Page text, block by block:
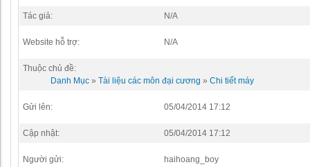
Tác giả: N/A
Website hỗ trợ: N/A
Thuộc chủ đề:
Danh Mục » Tài liệu các môn đại cương » Chi tiết máy
Gửi lên: 05/04/2014 17:12
Cập nhật: 05/04/2014 17:12
Người gửi: haihoang_boy